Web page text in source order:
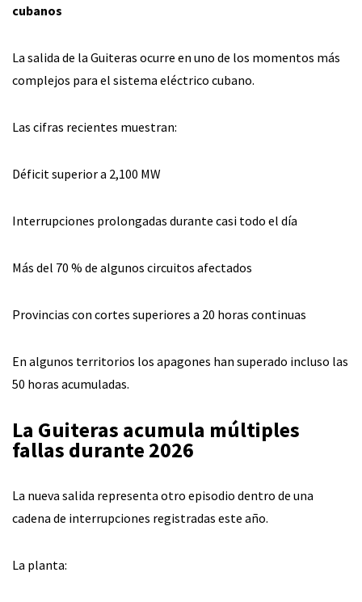
cubanos
La salida de la Guiteras ocurre en uno de los momentos más
complejos para el sistema eléctrico cubano.
Las cifras recientes muestran:
Déficit superior a 2,100 MW
Interrupciones prolongadas durante casi todo el día
Más del 70 % de algunos circuitos afectados
Provincias con cortes superiores a 20 horas continuas
En algunos territorios los apagones han superado incluso las
50 horas acumuladas.
La Guiteras acumula múltiples
fallas durante 2026
La nueva salida representa otro episodio dentro de una
cadena de interrupciones registradas este año.
La planta: